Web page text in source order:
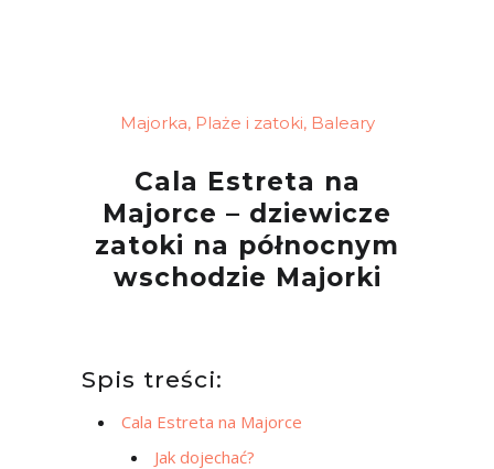
Majorka, Plaże i zatoki, Baleary
Cala Estreta na
Majorce – dziewicze
zatoki na północnym
wschodzie Majorki
Spis treści:
Cala Estreta na Majorce
Jak dojechać?